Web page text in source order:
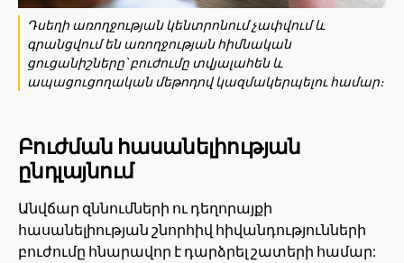
Դսեղի առողջության կենտրոնում չափվում և
գրանցվում են առողջության հիմնական
ցուցանիշները՝ բուժումը տվյալահեն և
ապացուցողական մեթոդով կազմակերպելու համար։
Բուժման հասանելիության
ընդլայնում
Անվճար զննումների ու դեղորայքի
հասանելիության շնորհիվ հիվանդությունների
բուժումը հնարավոր է դարձրել շատերի համար: